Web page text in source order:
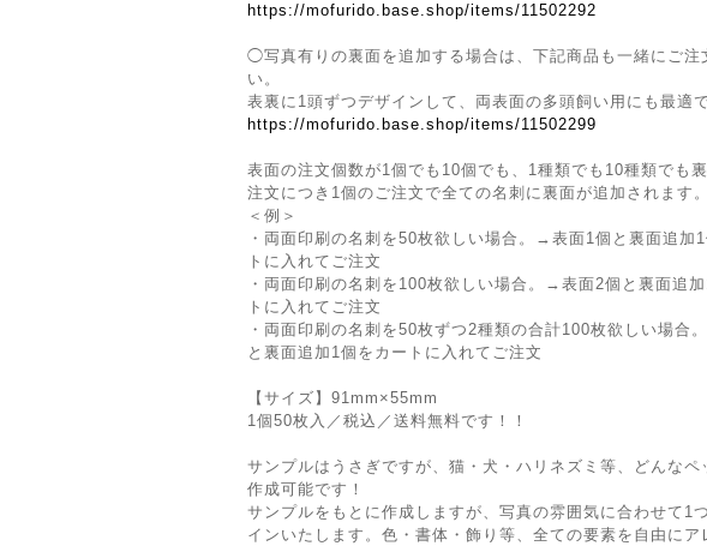
https://mofurido.base.shop/items/11502292
◯写真有りの裏面を追加する場合は、下記商品も一緒にご注
い。
表裏に1頭ずつデザインして、両表面の多頭飼い用にも最適で
https://mofurido.base.shop/items/11502299
表面の注文個数が1個でも10個でも、1種類でも10種類でも
注文につき1個のご注文で全ての名刺に裏面が追加されます。
＜例＞
・両面印刷の名刺を50枚欲しい場合。→表面1個と裏面追加
トに入れてご注文
・両面印刷の名刺を100枚欲しい場合。→表面2個と裏面追
トに入れてご注文
・両面印刷の名刺を50枚ずつ2種類の合計100枚欲しい場合
と裏面追加1個をカートに入れてご注文
【サイズ】91mm×55mm
1個50枚入／税込／送料無料です！！
サンプルはうさぎですが、猫・犬・ハリネズミ等、どんなペ
作成可能です！
サンプルをもとに作成しますが、写真の雰囲気に合わせて1
インいたします。色・書体・飾り等、全ての要素を自由にア